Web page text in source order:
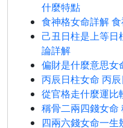
什麼特點
食神格女命詳解
己丑日柱是上等
論詳解
偏財是什麼意思女
丙辰日柱女命 丙
從官格走什麼運比
稱骨二兩四錢女命
四兩六錢女命一